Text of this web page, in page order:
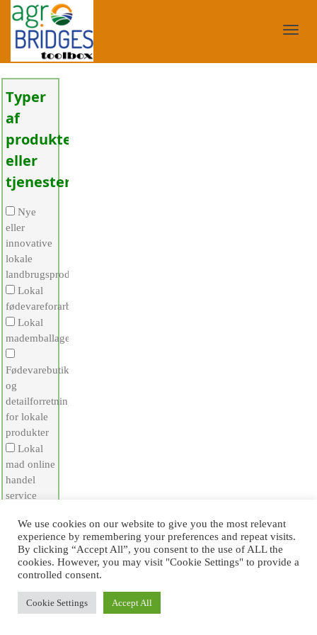
Typer
af
produkter
eller
tjenester
Nye
eller
innovative
lokale
landbrugsprodukter
Lokal
fødevareforarbejdning
Lokal
mademballage
Fødevarebutikker
og
detailforretninger
for lokale
produkter
Lokal
mad online
handel
service
madleveringsservice
Services
gæstfrihedssektoren
Lokal
landbrugsturisme
We use cookies on our website to give you the most relevant
experience by remembering your preferences and repeat visits.
By clicking “Accept All”, you consent to the use of ALL the
cookies. However, you may visit "Cookie Settings" to provide a
controlled consent.
Cookie Settings Accept All